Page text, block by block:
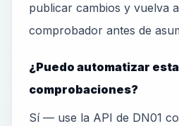
publicar cambios y vuelva
comprobador antes de
¿Puedo automatizar
comprobaciones?
Sí — use la API de DN01